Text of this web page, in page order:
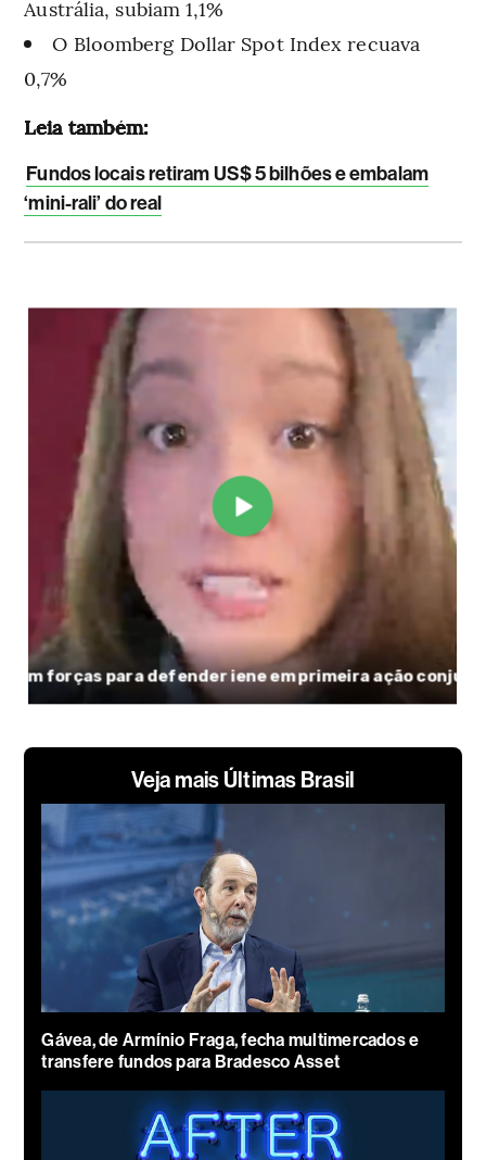
Austrália, subiam 1,1%
O Bloomberg Dollar Spot Index recuava
0,7%
Leia também:
Fundos locais retiram US$ 5 bilhões e embalam
‘mini-rali’ do real
Veja mais Últimas Brasil
Gávea, de Armínio Fraga, fecha multimercados e
transfere fundos para Bradesco Asset